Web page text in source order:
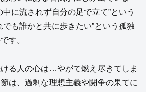
に流されず自分の足で立て”という
でも誰かと共に歩きたい”という孤独
す。
る人の心は…やがて燃え尽きてしま
は、過剰な理想主義や闘争の果てに